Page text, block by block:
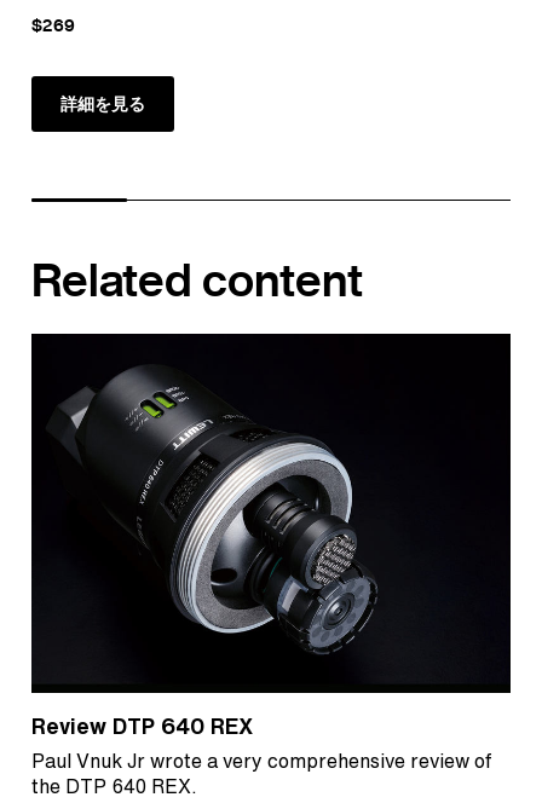
$269
詳細を見る
Related content
Review DTP 640 REX
Paul Vnuk Jr wrote a very comprehensive review of
the DTP 640 REX.